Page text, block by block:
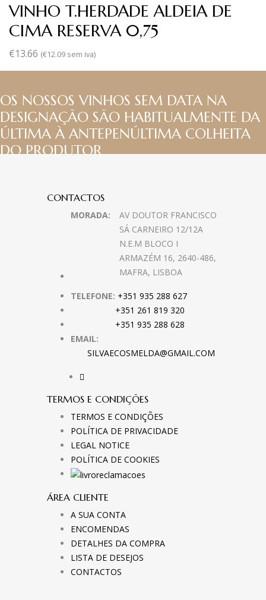
VINHO T.HERDADE ALDEIA DE
CIMA RESERVA 0,75
€13.66 (€12.09 sem iva)
OS NOSSOS VINHOS SEM DATA NA
DESIGNAÇÃO SÃO HABITUALMENTE DA
ÚLTIMA À ANTEPENÚLTIMA COLHEITA
DO PRODUTOR
CONTACTOS
MORADA:
AV DOUTOR FRANCISCO
SÁ CARNEIRO 12/12A
N.E.M BLOCO I
ARMAZÉM 16, 2640-486,
MAFRA, LISBOA
TELEFONE: +351 935 288 627
+351 261 819 320
+351 935 288 628
EMAIL:
SILVAECOSMELDA@GMAIL.COM
TERMOS E CONDIÇÕES
TERMOS E CONDIÇÕES
POLÍTICA DE PRIVACIDADE
LEGAL NOTICE
POLÍTICA DE COOKIES
ÁREA CLIENTE
A SUA CONTA
ENCOMENDAS
DETALHES DA COMPRA
LISTA DE DESEJOS
CONTACTOS